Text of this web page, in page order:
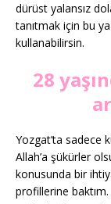
dürüst yalansız
tanıtmak için bu
kullanabilirsin.
28
Yozgat’ta sadece
Allah’a şükürler
konusunda bir
profillerine baktım.